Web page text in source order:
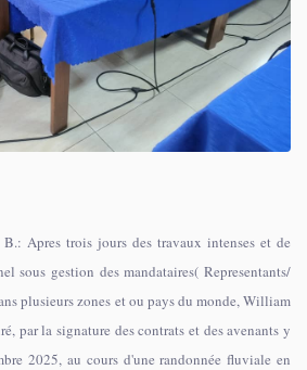
Apres trois jours des travaux intenses et de
sous gestion des mandataires( Representants/
plusieurs zones et ou pays du monde, William
par la signature des contrats et des avenants y
2025, au cours d'une randonnée fluviale en